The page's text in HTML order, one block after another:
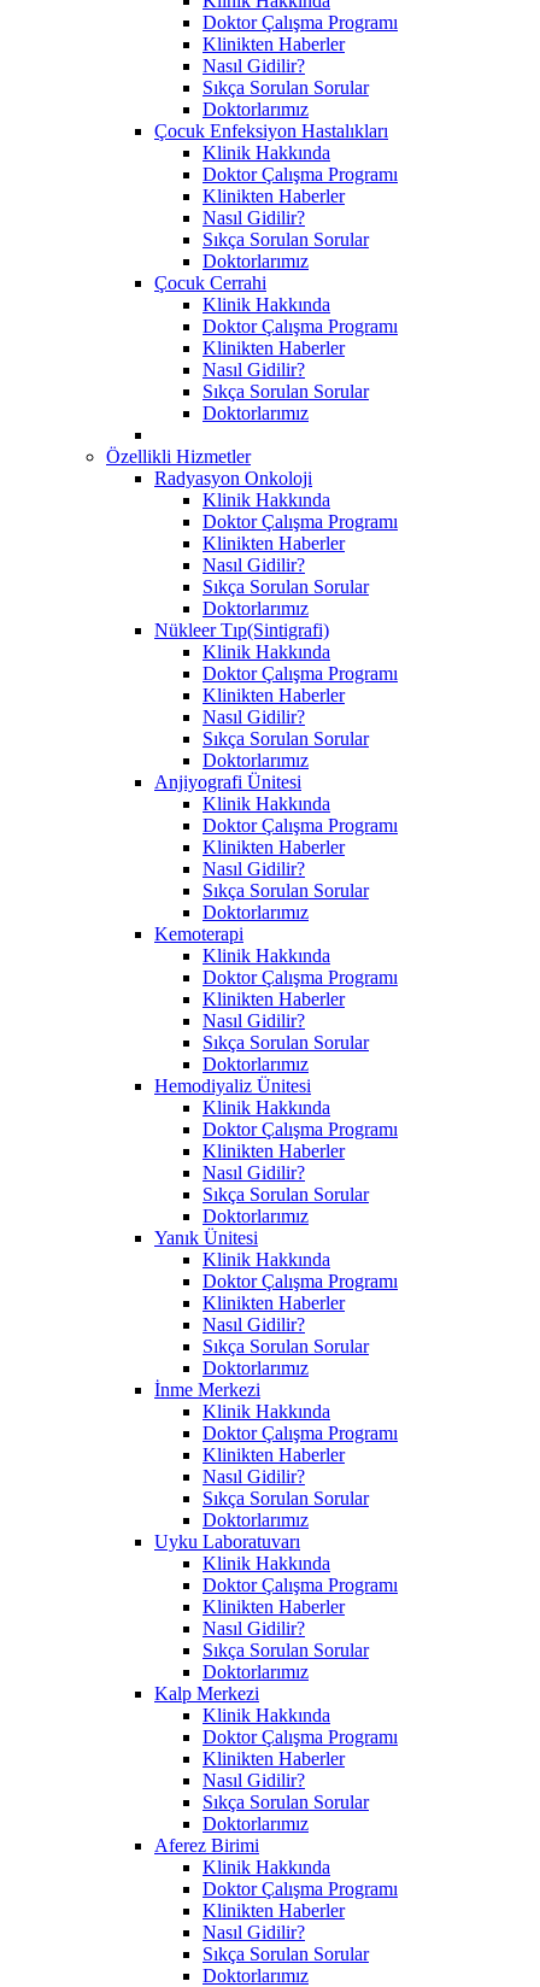
Doktor Çalışma Programı
Klinikten Haberler
Nasıl Gidilir?
Sıkça Sorulan Sorular
Doktorlarımız
Çocuk Enfeksiyon Hastalıkları
Klinik Hakkında
Doktor Çalışma Programı
Klinikten Haberler
Nasıl Gidilir?
Sıkça Sorulan Sorular
Doktorlarımız
Çocuk Cerrahi
Klinik Hakkında
Doktor Çalışma Programı
Klinikten Haberler
Nasıl Gidilir?
Sıkça Sorulan Sorular
Doktorlarımız
Özellikli Hizmetler
Radyasyon Onkoloji
Klinik Hakkında
Doktor Çalışma Programı
Klinikten Haberler
Nasıl Gidilir?
Sıkça Sorulan Sorular
Doktorlarımız
Nükleer Tıp(Sintigrafi)
Klinik Hakkında
Doktor Çalışma Programı
Klinikten Haberler
Nasıl Gidilir?
Sıkça Sorulan Sorular
Doktorlarımız
Anjiyografi Ünitesi
Klinik Hakkında
Doktor Çalışma Programı
Klinikten Haberler
Nasıl Gidilir?
Sıkça Sorulan Sorular
Doktorlarımız
Kemoterapi
Klinik Hakkında
Doktor Çalışma Programı
Klinikten Haberler
Nasıl Gidilir?
Sıkça Sorulan Sorular
Doktorlarımız
Hemodiyaliz Ünitesi
Klinik Hakkında
Doktor Çalışma Programı
Klinikten Haberler
Nasıl Gidilir?
Sıkça Sorulan Sorular
Doktorlarımız
Yanık Ünitesi
Klinik Hakkında
Doktor Çalışma Programı
Klinikten Haberler
Nasıl Gidilir?
Sıkça Sorulan Sorular
Doktorlarımız
İnme Merkezi
Klinik Hakkında
Doktor Çalışma Programı
Klinikten Haberler
Nasıl Gidilir?
Sıkça Sorulan Sorular
Doktorlarımız
Uyku Laboratuvarı
Klinik Hakkında
Doktor Çalışma Programı
Klinikten Haberler
Nasıl Gidilir?
Sıkça Sorulan Sorular
Doktorlarımız
Kalp Merkezi
Klinik Hakkında
Doktor Çalışma Programı
Klinikten Haberler
Nasıl Gidilir?
Sıkça Sorulan Sorular
Doktorlarımız
Aferez Birimi
Klinik Hakkında
Doktor Çalışma Programı
Klinikten Haberler
Nasıl Gidilir?
Sıkça Sorulan Sorular
Doktorlarımız